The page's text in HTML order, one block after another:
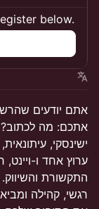
below.
אתם יודעים
אתכם: מה לכתוב?
ישינסקי,
ערוץ אחד ו-
התקשורת
רגשי, קהילה